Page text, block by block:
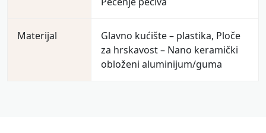
Materijal
Glavno kućište – plastika, Ploče
za hrskavost – Nano keramički
obloženi aluminijum/guma